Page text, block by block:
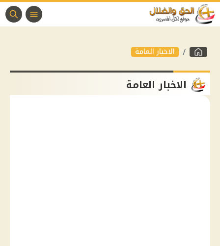
الاخبار العامة
الاخبار العامة